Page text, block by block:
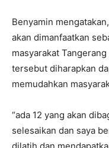
Benyamin
akan dimanfaatkan
masyarakat
tersebut diharapkan
memudahkan
“ada 12 yang akan
selesaikan dan saya